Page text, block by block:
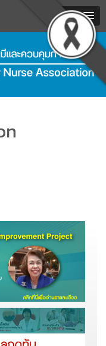
MENU